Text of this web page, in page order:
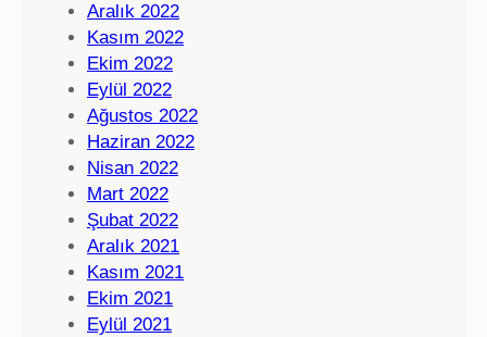
Aralık 2022
Kasım 2022
Ekim 2022
Eylül 2022
Ağustos 2022
Haziran 2022
Nisan 2022
Mart 2022
Şubat 2022
Aralık 2021
Kasım 2021
Ekim 2021
Eylül 2021